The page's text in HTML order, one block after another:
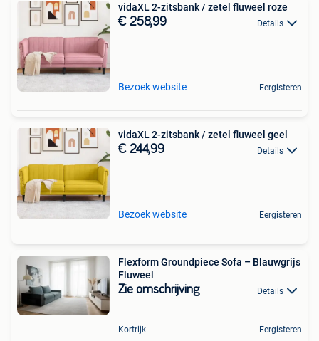
vidaXL 2-zitsbank / zetel fluweel roze
€ 258,99 Details
Bezoek website Eergisteren
vidaXL 2-zitsbank / zetel fluweel geel
€ 244,99 Details
Bezoek website Eergisteren
Flexform Groundpiece Sofa – Blauwgrijs
Fluweel
Zie omschrijving Details
Kortrijk Eergisteren